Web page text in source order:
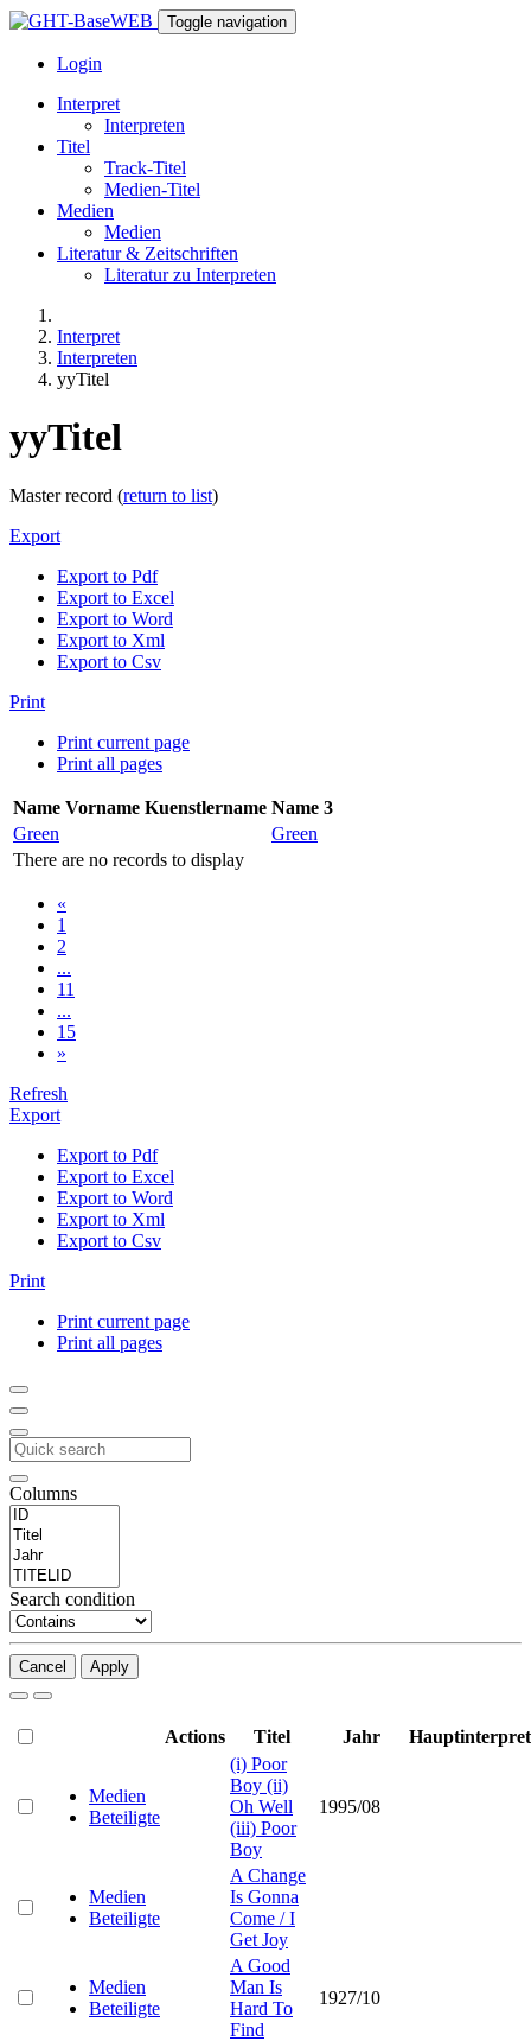
Toggle navigation
Login
Interpret
Interpreten
Titel
Track-Titel
Medien-Titel
Medien
Medien
Literatur & Zeitschriften
Literatur zu Interpreten
Interpret
Interpreten
yyTitel
yyTitel
Master record (return to list)
Export
Export to Pdf
Export to Excel
Export to Word
Export to Xml
Export to Csv
Print
Print current page
Print all pages
Name Vorname Kuenstlername Name 3
Green
Green
There are no records to display
«
1
2
...
11
...
15
»
Refresh
Export
Export to Pdf
Export to Excel
Export to Word
Export to Xml
Export to Csv
Print
Print current page
Print all pages
Columns
Search condition
Cancel Apply
Actions Titel Jahr Hauptinterpret
Medien
Beteiligte
(i) Poor
Boy (ii)
Oh Well
(iii) Poor
Boy
1995/08
Medien
Beteiligte
A Change
Is Gonna
Come / I
Get Joy
Medien
Beteiligte
A Good
Man Is
Hard To
Find
1927/10